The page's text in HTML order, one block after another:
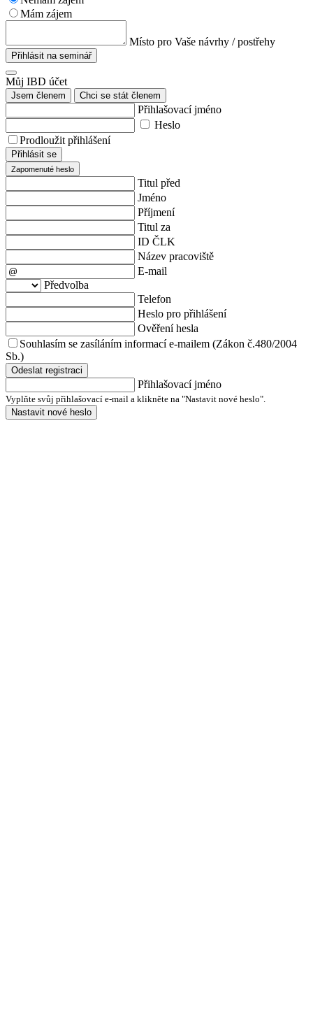
Mám zájem
Místo pro Vaše návrhy / postřehy
Přihlásit na seminář
Můj IBD účet
Jsem členem Chci se stát členem
Přihlašovací jméno
Heslo
Prodloužit přihlášení
Přihlásit se
Zapomenuté heslo
Titul před
Jméno
Příjmení
Titul za
ID ČLK
Název pracoviště
E-mail
Předvolba
Telefon
Heslo pro přihlášení
Ověření hesla
Souhlasím se zasíláním informací e-mailem (Zákon č.480/2004
Sb.)
Odeslat registraci
Přihlašovací jméno
Vyplňte svůj přihlašovací e-mail a klikněte na "Nastavit nové heslo".
Nastavit nové heslo